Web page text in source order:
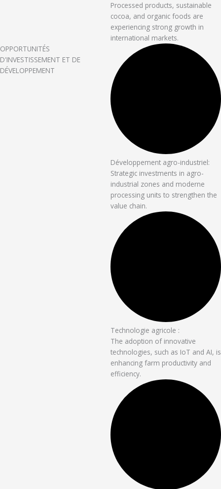
Processed products, sustainable
cocoa, and organic foods are
experiencing strong growth in
international markets.
OPPORTUNITÉS
D'INVESTISSEMENT ET DE
DÉVELOPPEMENT
Développement agro-industriel:
Strategic investments in agro-
industrial zones and moderne
processing units to strengthen the
value chain.
Technologie agricole :
The adoption of innovative
technologies, such as IoT and AI, is
enhancing farm productivity and
efficiency.